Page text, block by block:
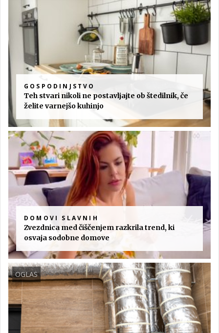
GOSPODINJSTVO
Teh stvari nikoli ne postavljajte ob štedilnik, če
želite varnejšo kuhinjo
DOMOVI SLAVNIH
Zvezdnica med čiščenjem razkrila trend, ki
osvaja sodobne domove
OGLAS